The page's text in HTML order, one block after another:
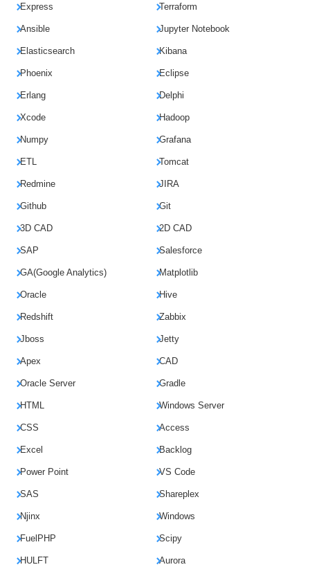
Express Terraform
Ansible Jupyter Notebook
Elasticsearch Kibana
Phoenix Eclipse
Erlang Delphi
Xcode Hadoop
Numpy Grafana
ETL Tomcat
Redmine JIRA
Github Git
3D CAD 2D CAD
SAP Salesforce
GA(Google Analytics) Matplotlib
Oracle Hive
Redshift Zabbix
Jboss Jetty
Apex CAD
Oracle Server Gradle
HTML Windows Server
CSS Access
Excel Backlog
Power Point VS Code
SAS Shareplex
Njinx Windows
FuelPHP Scipy
HULFT Aurora